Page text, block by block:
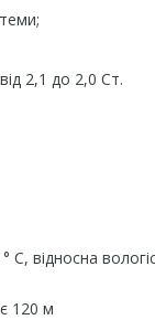
2,1 до 2,0 Ст.
С, відносна
120 м